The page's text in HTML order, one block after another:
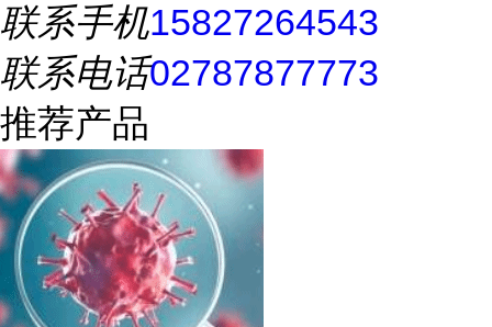
联系手机15827264543
联系电话02787877773
推荐产品